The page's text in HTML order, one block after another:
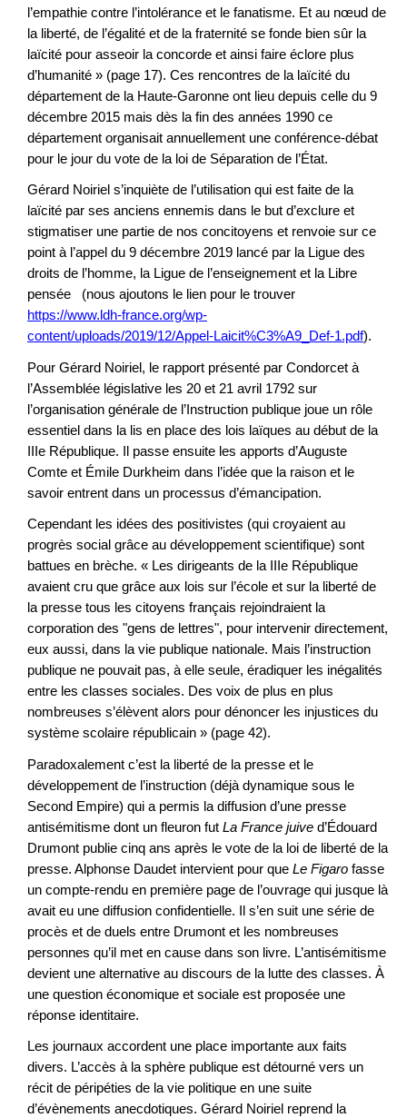
l’empathie contre l’intolérance et le fanatisme. Et au nœud de
la liberté, de l’égalité et de la fraternité se fonde bien sûr la
laïcité pour asseoir la concorde et ainsi faire éclore plus
d’humanité » (page 17). Ces rencontres de la laïcité du
département de la Haute-Garonne ont lieu depuis celle du 9
décembre 2015 mais dès la fin des années 1990 ce
département organisait annuellement une conférence-débat
pour le jour du vote de la loi de Séparation de l’État.
Gérard Noiriel s’inquiète de l’utilisation qui est faite de la
laïcité par ses anciens ennemis dans le but d’exclure et
stigmatiser une partie de nos concitoyens et renvoie sur ce
point à l’appel du 9 décembre 2019 lancé par la Ligue des
droits de l’homme, la Ligue de l’enseignement et la Libre
pensée (nous ajoutons le lien pour le trouver
https://www.ldh-france.org/wp-
content/uploads/2019/12/Appel-Laicit%C3%A9_Def-1.pdf).
Pour Gérard Noiriel, le rapport présenté par Condorcet à
l’Assemblée législative les 20 et 21 avril 1792 sur
l’organisation générale de l’Instruction publique joue un rôle
essentiel dans la lis en place des lois laïques au début de la
IIIe République. Il passe ensuite les apports d’Auguste
Comte et Émile Durkheim dans l’idée que la raison et le
savoir entrent dans un processus d’émancipation.
Cependant les idées des positivistes (qui croyaient au
progrès social grâce au développement scientifique) sont
battues en brèche. « Les dirigeants de la IIIe République
avaient cru que grâce aux lois sur l’école et sur la liberté de
la presse tous les citoyens français rejoindraient la
corporation des "gens de lettres", pour intervenir directement,
eux aussi, dans la vie publique nationale. Mais l’instruction
publique ne pouvait pas, à elle seule, éradiquer les inégalités
entre les classes sociales. Des voix de plus en plus
nombreuses s’élèvent alors pour dénoncer les injustices du
système scolaire républicain » (page 42).
Paradoxalement c’est la liberté de la presse et le
développement de l’instruction (déjà dynamique sous le
Second Empire) qui a permis la diffusion d’une presse
antisémitisme dont un fleuron fut La France juive d’Édouard
Drumont publie cinq ans après le vote de la loi de liberté de la
presse. Alphonse Daudet intervient pour que Le Figaro fasse
un compte-rendu en première page de l’ouvrage qui jusque là
avait eu une diffusion confidentielle. Il s’en suit une série de
procès et de duels entre Drumont et les nombreuses
personnes qu’il met en cause dans son livre. L’antisémitisme
devient une alternative au discours de la lutte des classes. À
une question économique et sociale est proposée une
réponse identitaire.
Les journaux accordent une place importante aux faits
divers. L’accès à la sphère publique est détourné vers un
récit de péripéties de la vie politique en une suite
d’évènements anecdotiques. Gérard Noiriel reprend la